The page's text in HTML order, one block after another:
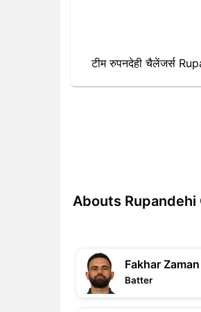
टीम रुपनदेही चैलेंजर्स
Abouts Rupandehi
Fakhar Zaman
Batter